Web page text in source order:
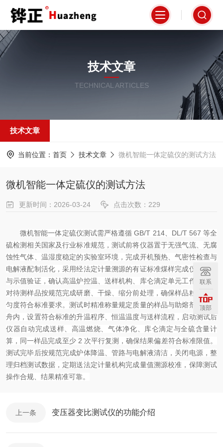
技术文章
TECHNICAL ARTICLES
技术文章
当前位置： 首页 技术文章 微机智能一体定硫仪的测试方法
微机智能一体定硫仪的测试方法
更新时间：2026-03-24 点击次数：229
微机智能一体定硫仪测试需严格遵循 GB/T 214、DL/T 567 等全
硫检测相关国家及行业标准规范，测试前将仪器置于无强气流、无腐
蚀性气体、温湿度稳定的实验室环境，完成开机预热、气密性检查与
电解液配制活化，采用经法定计量溯源的有证标准煤样完成仪器校准
与示值验证，确认高温炉控温、送样机构、库仑滴定单元工作正常，
对待测样品按规范完成研磨、干燥、缩分前处理，确保样品粒度与均
匀度符合标准要求。测试时精准称量规定质量的样品与助熔剂置于瓷
舟内，设置符合标准的升温程序、恒温温度与送样流程，启动测试后
仪器自动完成送样、高温燃烧、气体净化、库仑滴定与全硫含量计
算，同一样品完成至少 2 次平行复测，确保结果偏差符合标准限值。
测试完毕后按规范完成炉体降温、管路与电解液清洁，关闭电源，整
理归档测试数据，定期送法定计量机构完成量值溯源校准，保障测试
操作合规、结果精准可靠。
上一条 变压器变比测试仪的功能介绍
联系
顶部